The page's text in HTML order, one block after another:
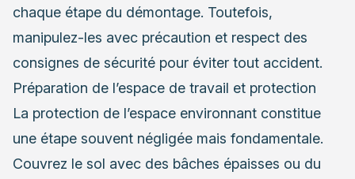
chaque étape du démontage. Toutefois,
manipulez-les avec précaution et respect des
consignes de sécurité pour éviter tout accident.
Préparation de l’espace de travail et protection
La protection de l’espace environnant constitue
une étape souvent négligée mais fondamentale.
Couvrez le sol avec des bâches épaisses ou du